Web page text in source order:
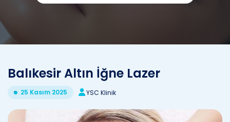
Balıkesir Altın İğne Lazer
25 Kasım 2025 YSC Klinik